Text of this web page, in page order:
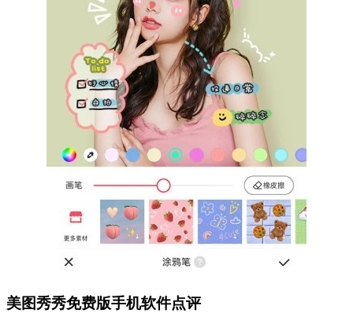
美图秀秀免费版手机软件点评